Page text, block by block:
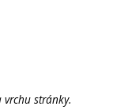
vrchu stránky.